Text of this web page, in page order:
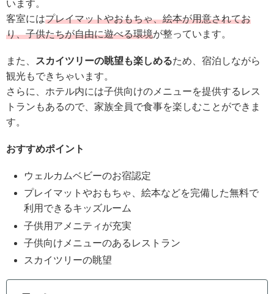
います。
客室にはプレイマットやおもちゃ、絵本が用意されてお
り、子供たちが自由に遊べる環境が整っています。
また、 スカイツリーの眺望も楽しめるため、宿泊しながら
観光もできちゃいます。
さらに、ホテル内には子供向けのメニューを提供するレス
トランもあるので、家族全員で食事を楽しむことができま
す。
おすすめポイント
ウェルカムベビーのお宿認定
プレイマットやおもちゃ、絵本などを完備した無料で
利用できるキッズルーム
子供用アメニティが充実
子供向けメニューのあるレストラン
スカイツリーの眺望